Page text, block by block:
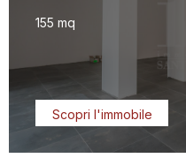
155 mq
Scopri l'immobile